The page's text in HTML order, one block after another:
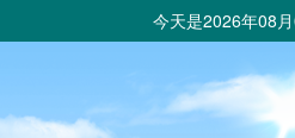
今天是2026年08